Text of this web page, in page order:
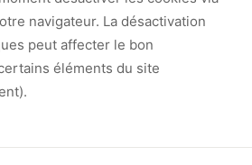
navigateur. La désactivation
peut affecter le bon
éléments du site